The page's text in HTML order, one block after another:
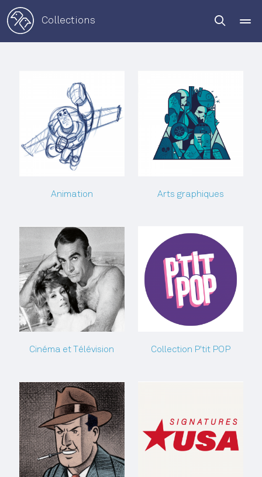
Collections
Animation Arts graphiques
Cinéma et Télévision Collection P'tit POP